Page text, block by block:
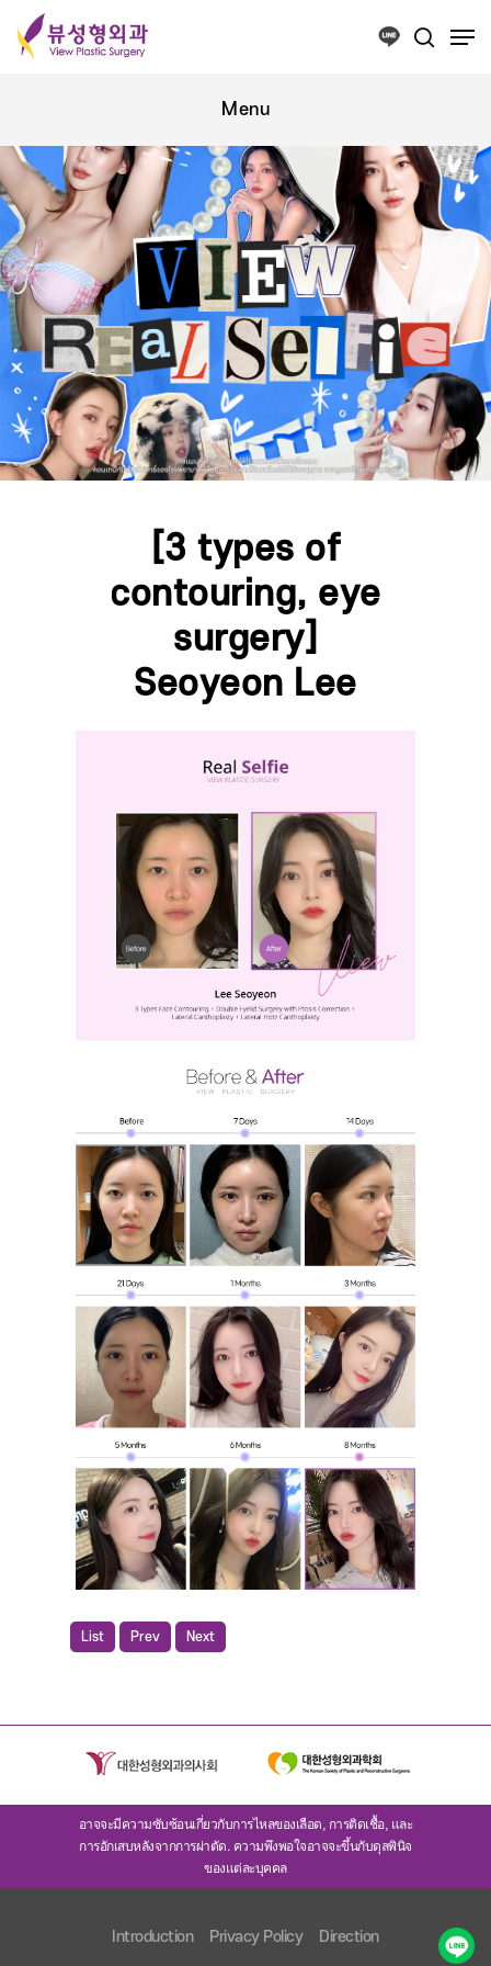
[3 types of
contouring, eye
surgery]
Seoyeon Lee
List Prev Next
อาจจะมีความซับซ้อนเกี่ยวกับการไหลของเลือด, การติดเชื้อ, และ
การอักเสบหลังจากการผ่าตัด. ความพึงพอใจอาจจะขึ้นกับดุลพินิจ
ของแต่ละบุคคล
Introduction Privacy Policy Direction